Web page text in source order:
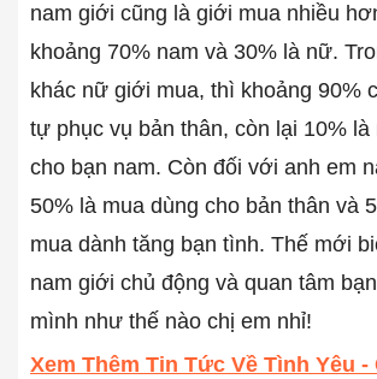
nam giới cũng là giới mua nhiều
khoảng 70% nam và 30% là nữ.
khác nữ giới mua, thì khoảng 90%
tự phục vụ bản thân, còn lại 10% là
cho bạn nam. Còn đối với anh em
50% là mua dùng cho bản thân và
mua dành tăng bạn tình. Thế mới
nam giới chủ động và quan tâm
mình như thế nào chị em nhỉ!
Xem Thêm Tin Tức Về Tình Yêu